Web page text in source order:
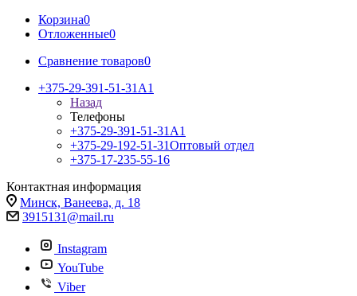
Корзина0
Отложенные0
Сравнение товаров0
+375-29-391-51-31 A1
Назад
Телефоны
+375-29-391-51-31 A1
+375-29-192-51-31Оптовый отдел
+375-17-235-55-16
Контактная информация
Минск, Ванеева, д. 18
3915131@mail.ru
Instagram
YouTube
Viber